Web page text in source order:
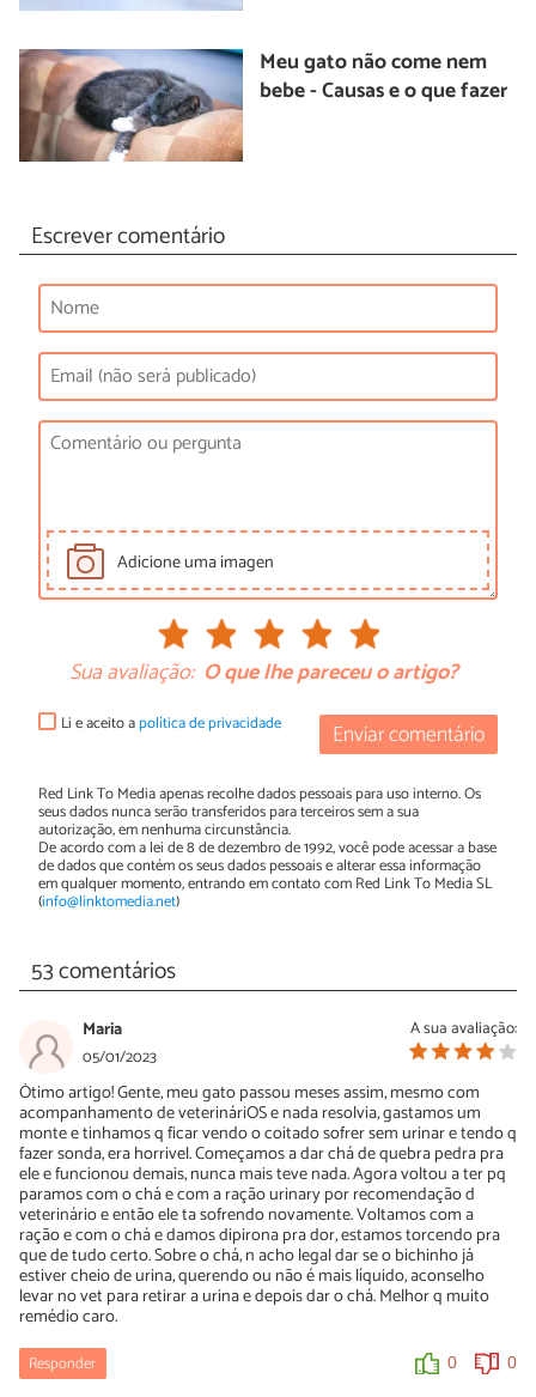
Meu gato não come nem
bebe - Causas e o que fazer
Escrever comentário
Adicione uma imagen
Sua avaliação: O que lhe pareceu o artigo?
Enviar comentário
Li e aceito apolítica de privacidade
Red Link To Media apenas recolhe dados pessoais para uso interno. Os
seus dados nunca serão transferidos para terceiros sem a sua
autorização, em nenhuma circunstância.
De acordo com a lei de 8 de dezembro de 1992, você pode acessar a base
de dados que contém os seus dados pessoais e alterar essa informação
em qualquer momento, entrando em contato com Red Link To Media SL
(info@linktomedia.net)
53 comentários
A sua avaliação:
Maria
05/01/2023
Ótimo artigo! Gente, meu gato passou meses assim, mesmo com
acompanhamento de veterináriOS e nada resolvia, gastamos um
monte e tinhamos q ficar vendo o coitado sofrer sem urinar e tendo q
fazer sonda, era horrivel. Começamos a dar chá de quebra pedra pra
ele e funcionou demais, nunca mais teve nada. Agora voltou a ter pq
paramos com o chá e com a ração urinary por recomendação d
veterinário e então ele ta sofrendo novamente. Voltamos com a
ração e com o chá e damos dipirona pra dor, estamos torcendo pra
que de tudo certo. Sobre o chá, n acho legal dar se o bichinho já
estiver cheio de urina, querendo ou não é mais líquido, aconselho
levar no vet para retirar a urina e depois dar o chá. Melhor q muito
remédio caro.
Responder 0 0